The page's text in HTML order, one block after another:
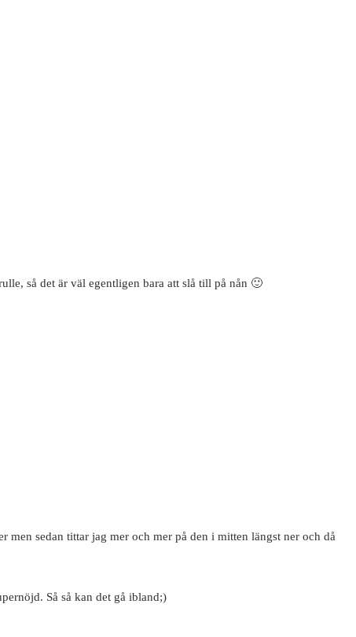
så det är väl egentligen bara att slå till på nån 🙂
sedan tittar jag mer och mer på den i mitten längst ner och då
Så så kan det gå ibland;)